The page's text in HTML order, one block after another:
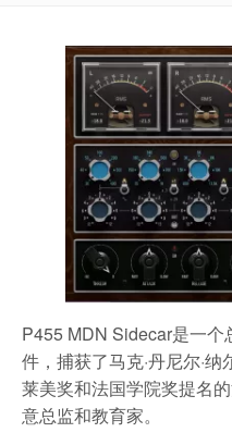
P455 MDN Sidecar是一
件，捕获了马克·丹尼尔·
莱美奖和法国学院奖提名
意总监和教育家。